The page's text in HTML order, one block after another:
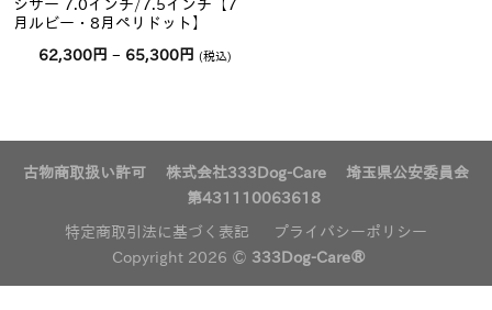
シザー 7.0インチ/7.5インチ【7
月ルビー・8月ペリドット】
62,300 円 – 65,300 円 価
65,300
(税込)
古物商取扱い許可 株式会社333Dog-Care 埼玉県公安委員会
第431110063618
特定商取引法に基づく表記
プライバシーポリシー
Copyright 2026 © 333Dog-Care®